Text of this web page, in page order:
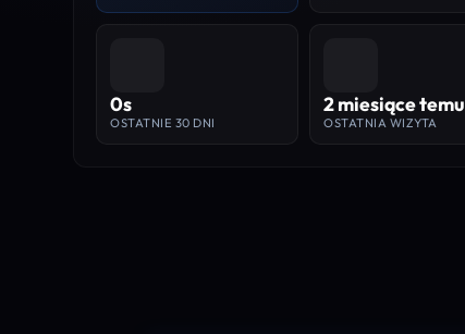
0s
OSTATNIE 30 DNI
2 miesiące temu
OSTATNIA WIZYTA